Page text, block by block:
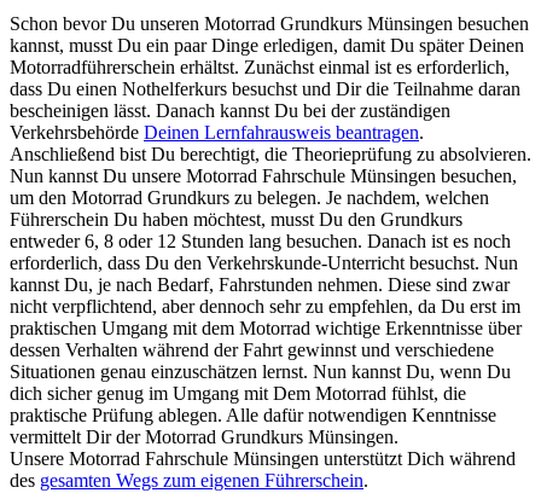
Schon bevor Du unseren Motorrad Grundkurs Münsingen besuchen
kannst, musst Du ein paar Dinge erledigen, damit Du später Deinen
Motorradführerschein erhältst. Zunächst einmal ist es erforderlich,
dass Du einen Nothelferkurs besuchst und Dir die Teilnahme daran
bescheinigen lässt. Danach kannst Du bei der zuständigen
Verkehrsbehörde Deinen Lernfahrausweis beantragen.
Anschließend bist Du berechtigt, die Theorieprüfung zu absolvieren.
Nun kannst Du unsere Motorrad Fahrschule Münsingen besuchen,
um den Motorrad Grundkurs zu belegen. Je nachdem, welchen
Führerschein Du haben möchtest, musst Du den Grundkurs
entweder 6, 8 oder 12 Stunden lang besuchen. Danach ist es noch
erforderlich, dass Du den Verkehrskunde-Unterricht besuchst. Nun
kannst Du, je nach Bedarf, Fahrstunden nehmen. Diese sind zwar
nicht verpflichtend, aber dennoch sehr zu empfehlen, da Du erst im
praktischen Umgang mit dem Motorrad wichtige Erkenntnisse über
dessen Verhalten während der Fahrt gewinnst und verschiedene
Situationen genau einzuschätzen lernst. Nun kannst Du, wenn Du
dich sicher genug im Umgang mit Dem Motorrad fühlst, die
praktische Prüfung ablegen. Alle dafür notwendigen Kenntnisse
vermittelt Dir der Motorrad Grundkurs Münsingen.
Unsere Motorrad Fahrschule Münsingen unterstützt Dich während
des gesamten Wegs zum eigenen Führerschein.